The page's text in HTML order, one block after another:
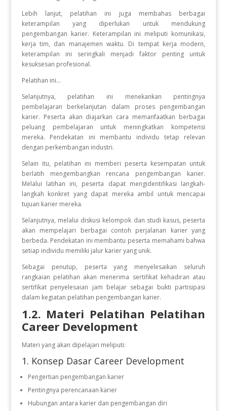
Lebih lanjut, pelatihan ini juga membahas berbagai
keterampilan yang diperlukan untuk mendukung
pengembangan karier. Keterampilan ini meliputi komunikasi,
kerja tim, dan manajemen waktu. Di tempat kerja modern,
keterampilan ini seringkali menjadi faktor penting untuk
kesuksesan profesional.
Pelatihan ini...
Selanjutnya, pelatihan ini menekankan pentingnya
pembelajaran berkelanjutan dalam proses pengembangan
karier. Peserta akan diajarkan cara memanfaatkan berbagai
peluang pembelajaran untuk meningkatkan kompetensi
mereka. Pendekatan ini membantu individu tetap relevan
dengan perkembangan industri.
Selain itu, pelatihan ini memberi peserta kesempatan untuk
berlatih mengembangkan rencana pengembangan karier.
Melalui latihan ini, peserta dapat mengidentifikasi langkah-
langkah konkret yang dapat mereka ambil untuk mencapai
tujuan karier mereka.
Selanjutnya, melalui diskusi kelompok dan studi kasus, peserta
akan mempelajari berbagai contoh perjalanan karier yang
berbeda. Pendekatan ini membantu peserta memahami bahwa
setiap individu memiliki jalur karier yang unik.
Sebagai penutup, peserta yang menyelesaikan seluruh
rangkaian pelatihan akan menerima sertifikat kehadiran atau
sertifikat penyelesaian jam belajar sebagai bukti partisipasi
dalam kegiatan pelatihan pengembangan karier.
1.2. Materi Pelatihan Pelatihan
Career Development
Materi yang akan dipelajari meliputi:
1. Konsep Dasar Career Development
Pengertian pengembangan karier
Pentingnya perencanaan karier
Hubungan antara karier dan pengembangan diri